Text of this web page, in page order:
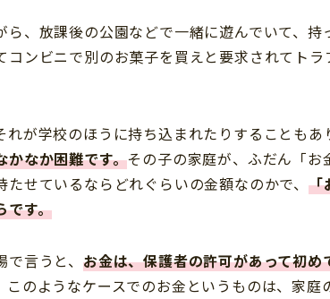
ら、放課後の公園などで一緒に遊んでいて、
コンビニで別のお菓子を買えと要求されてト
れが学校のほうに持ち込まれたりすることも
かなか困難です。その子の家庭が、ふだん「
たせているならどれぐらいの金額なのかで、 「
です。
言うと、 お金は、保護者の許可があって初
このようなケースでのお金というものは、家